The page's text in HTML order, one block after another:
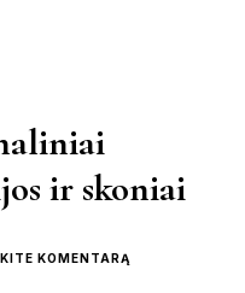
ir skoniai
KOMENTARĄ